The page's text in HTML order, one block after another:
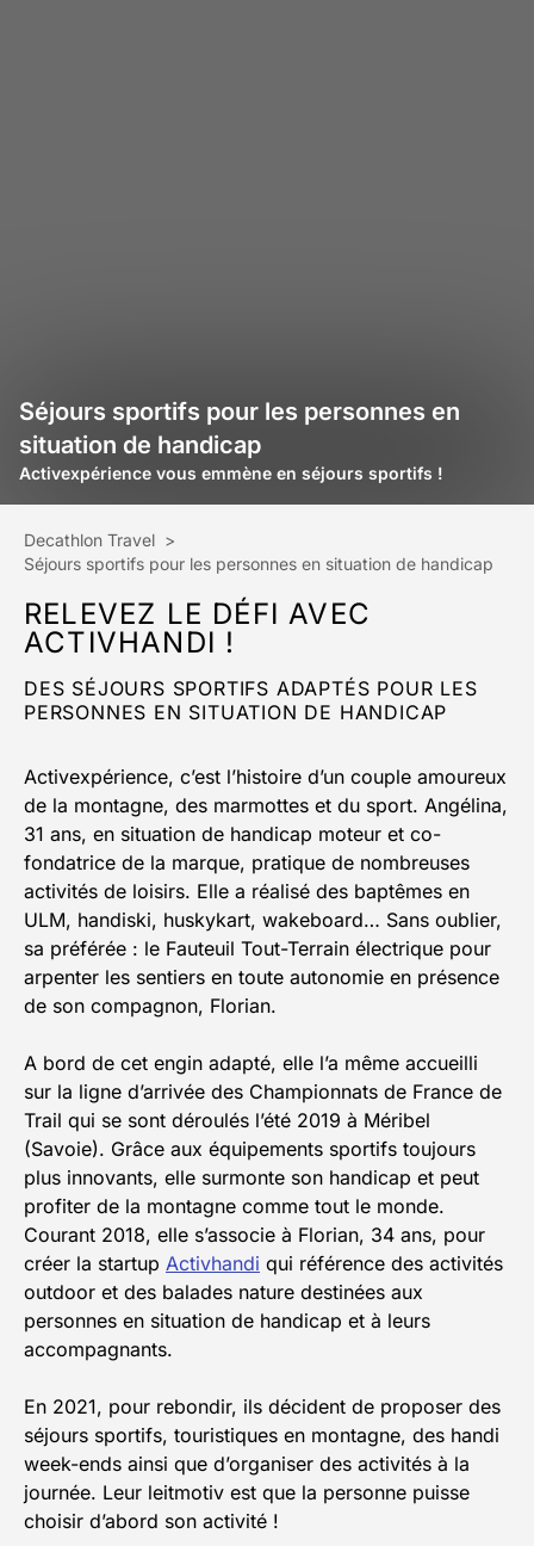
Séjours sportifs pour les personnes en
situation de handicap
Activexpérience vous emmène en séjours sportifs !
Decathlon Travel >
Séjours sportifs pour les personnes en situation de handicap
RELEVEZ LE DÉFI AVEC
ACTIVHANDI !
DES SÉJOURS SPORTIFS ADAPTÉS POUR LES
PERSONNES EN SITUATION DE HANDICAP
Activexpérience, c’est l’histoire d’un couple amoureux
de la montagne, des marmottes et du sport. Angélina,
31 ans, en situation de handicap moteur et co-
fondatrice de la marque, pratique de nombreuses
activités de loisirs. Elle a réalisé des baptêmes en
ULM, handiski, huskykart, wakeboard… Sans oublier,
sa préférée : le Fauteuil Tout-Terrain électrique pour
arpenter les sentiers en toute autonomie en présence
de son compagnon, Florian.
A bord de cet engin adapté, elle l’a même accueilli
sur la ligne d’arrivée des Championnats de France de
Trail qui se sont déroulés l’été 2019 à Méribel
(Savoie). Grâce aux équipements sportifs toujours
plus innovants, elle surmonte son handicap et peut
profiter de la montagne comme tout le monde.
Courant 2018, elle s’associe à Florian, 34 ans, pour
créer la startup Activhandi qui référence des activités
outdoor et des balades nature destinées aux
personnes en situation de handicap et à leurs
accompagnants.
En 2021, pour rebondir, ils décident de proposer des
séjours sportifs, touristiques en montagne, des handi
week-ends ainsi que d’organiser des activités à la
journée. Leur leitmotiv est que la personne puisse
choisir d’abord son activité !